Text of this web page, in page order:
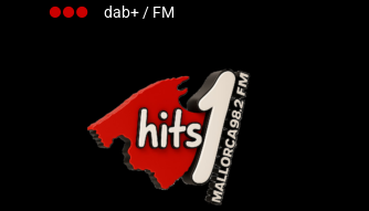
dab+ / FM